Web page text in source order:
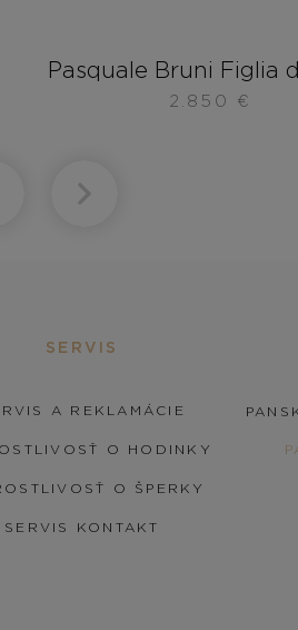
Pasquale Bruni Figlia
2.850 €
SERVIS
A REKLAMÁCIE
O HODINKY
O ŠPERKY
SERVIS KONTAKT